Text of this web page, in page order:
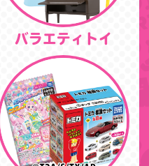
バラエティトイ